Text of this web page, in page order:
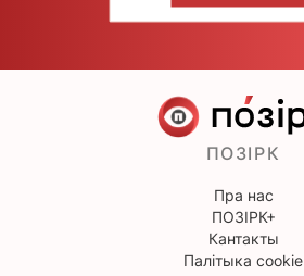
ПОЗІРК
Пра нас
ПОЗІРК+
Кантакты
Палітыка cookie